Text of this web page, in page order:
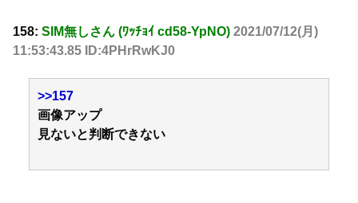
158: SIM無しさん (ﾜｯﾁｮｲ cd58-YpNO) 2021/07/12(月)
11:53:43.85 ID:4PHrRwKJ0
>>157
画像アップ
見ないと判断できない